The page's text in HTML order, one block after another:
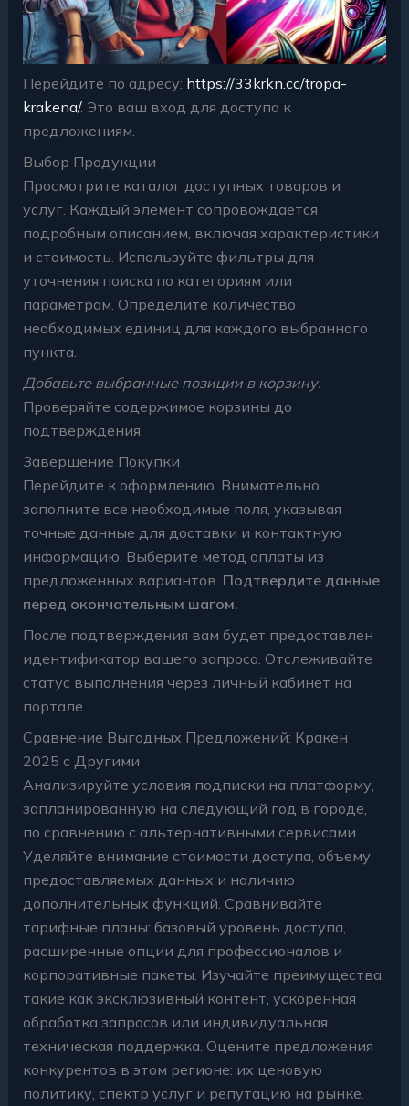
Перейдите по адресу: https://33krkn.cc/tropa-
krakena/. Это ваш вход для доступа к
предложениям.
Выбор Продукции
Просмотрите каталог доступных товаров и
услуг. Каждый элемент сопровождается
подробным описанием, включая характеристики
и стоимость. Используйте фильтры для
уточнения поиска по категориям или
параметрам. Определите количество
необходимых единиц для каждого выбранного
пункта.
Добавьте выбранные позиции в корзину.
Проверяйте содержимое корзины до
подтверждения.
Завершение Покупки
Перейдите к оформлению. Внимательно
заполните все необходимые поля, указывая
точные данные для доставки и контактную
информацию. Выберите метод оплаты из
предложенных вариантов. Подтвердите данные
перед окончательным шагом.
После подтверждения вам будет предоставлен
идентификатор вашего запроса. Отслеживайте
статус выполнения через личный кабинет на
портале.
Сравнение Выгодных Предложений: Кракен
2025 с Другими
Анализируйте условия подписки на платформу,
запланированную на следующий год в городе,
по сравнению с альтернативными сервисами.
Уделяйте внимание стоимости доступа, объему
предоставляемых данных и наличию
дополнительных функций. Сравнивайте
тарифные планы: базовый уровень доступа,
расширенные опции для профессионалов и
корпоративные пакеты. Изучайте преимущества,
такие как эксклюзивный контент, ускоренная
обработка запросов или индивидуальная
техническая поддержка. Оцените предложения
конкурентов в этом регионе: их ценовую
политику, спектр услуг и репутацию на рынке.